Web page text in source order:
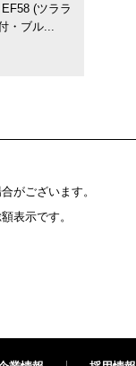
(ツララ
・ブル...
がございます。
表示です。